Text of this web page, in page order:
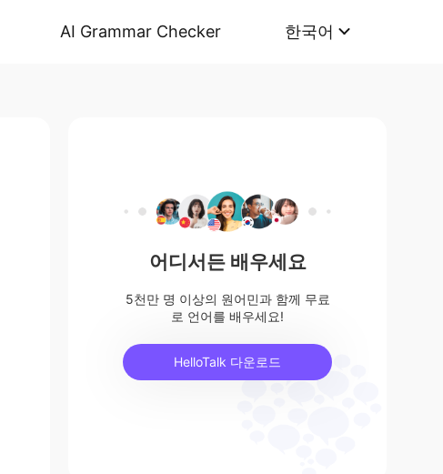
AI Grammar Checker 한국어
어디서든 배우세요
5천만 명 이상의 원어민과 함께 무료
로 언어를 배우세요!
HelloTalk 다운로드